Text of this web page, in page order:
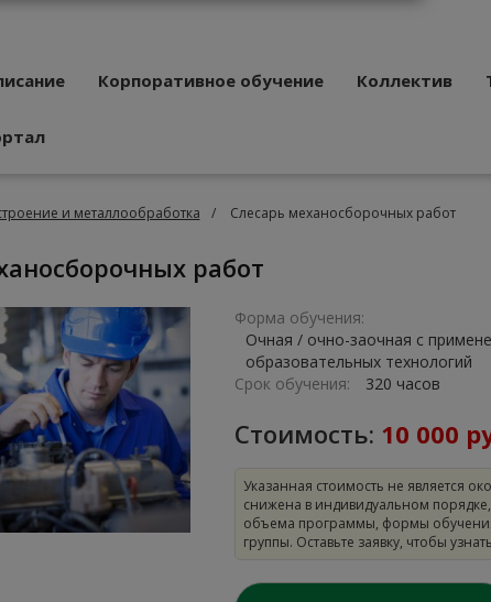
Корпоративное обучение Коллектив
и металлообработка Слесарь механосборочных работ
работ
Форма обучения:
Очная / очно-заочная с
образовательных технологий
Срок обучения:
320 часов
Стоимость: 10 000
Указанная стоимость не является
снижена в индивидуальном
объема программы, формы
группы. Оставьте заявку, чтобы